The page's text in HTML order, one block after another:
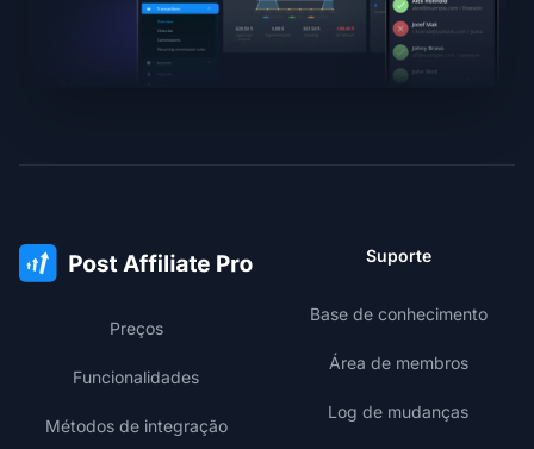
Preços
Funcionalidades
Métodos de integração
Suporte
Base de conhecimento
Área de membros
Log de mudanças